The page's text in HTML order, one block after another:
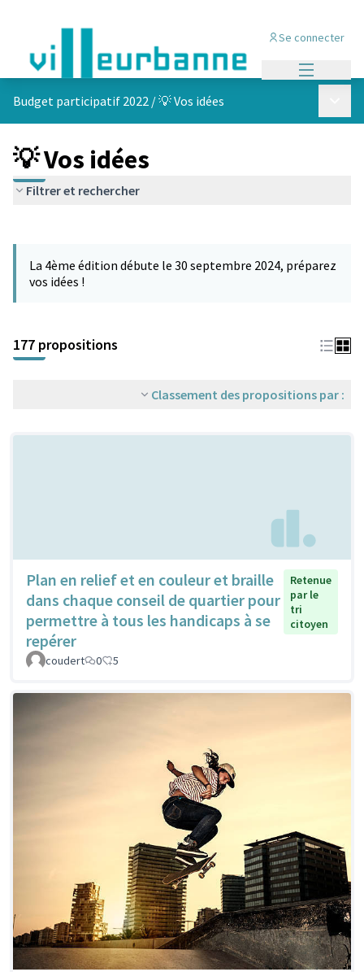
Se connecter
Budget participatif 2022 /💡 Vos idées
💡 Vos idées
Filtrer et rechercher
−
La 4ème édition débute le 30 septembre 2024, préparez
vos idées !
177 propositions
Classement des propositions par :
Plan en relief et en couleur et braille
dans chaque conseil de quartier pour
permettre à tous les handicaps à se
repérer
Retenue
par le
tri
citoyen
coudert 0 5